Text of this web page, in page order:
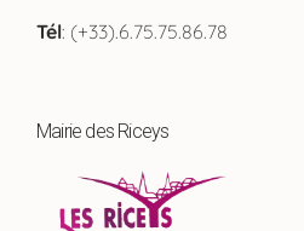
Tél: (+33).6.75.75.86.78
Mairie des Riceys